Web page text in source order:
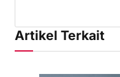
Artikel Terkait